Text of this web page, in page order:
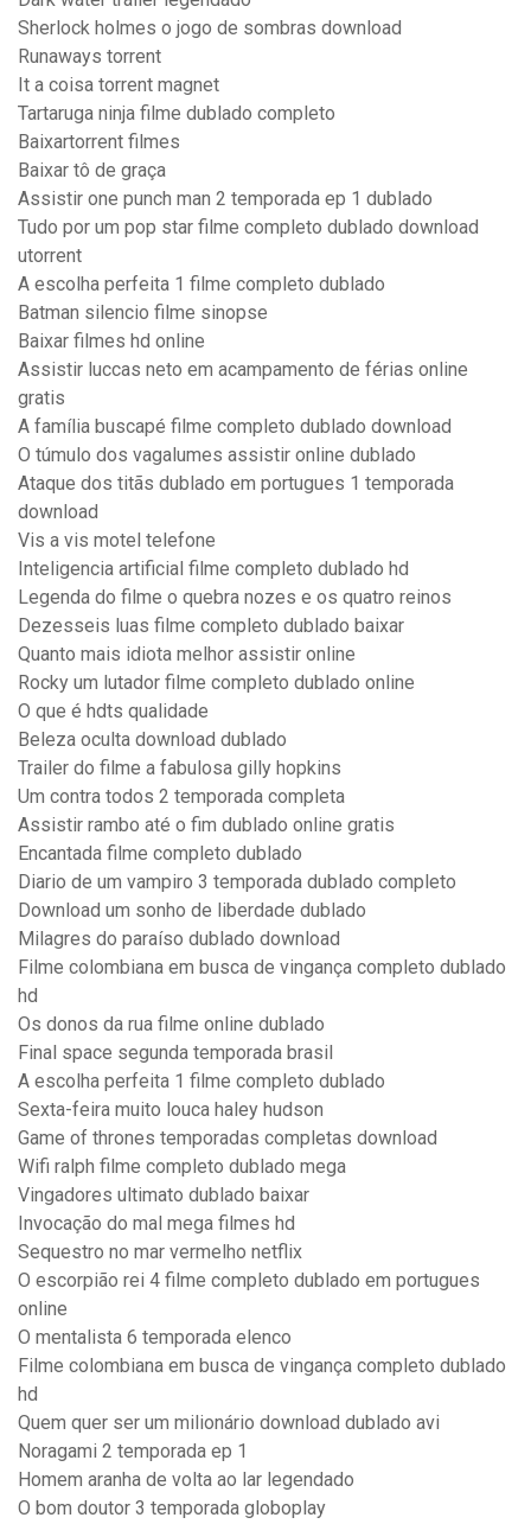
Sherlock holmes o jogo de sombras download
Runaways torrent
It a coisa torrent magnet
Tartaruga ninja filme dublado completo
Baixartorrent filmes
Baixar tô de graça
Assistir one punch man 2 temporada ep 1 dublado
Tudo por um pop star filme completo dublado download
utorrent
A escolha perfeita 1 filme completo dublado
Batman silencio filme sinopse
Baixar filmes hd online
Assistir luccas neto em acampamento de férias online
gratis
A família buscapé filme completo dublado download
O túmulo dos vagalumes assistir online dublado
Ataque dos titãs dublado em portugues 1 temporada
download
Vis a vis motel telefone
Inteligencia artificial filme completo dublado hd
Legenda do filme o quebra nozes e os quatro reinos
Dezesseis luas filme completo dublado baixar
Quanto mais idiota melhor assistir online
Rocky um lutador filme completo dublado online
O que é hdts qualidade
Beleza oculta download dublado
Trailer do filme a fabulosa gilly hopkins
Um contra todos 2 temporada completa
Assistir rambo até o fim dublado online gratis
Encantada filme completo dublado
Diario de um vampiro 3 temporada dublado completo
Download um sonho de liberdade dublado
Milagres do paraíso dublado download
Filme colombiana em busca de vingança completo dublado
hd
Os donos da rua filme online dublado
Final space segunda temporada brasil
A escolha perfeita 1 filme completo dublado
Sexta-feira muito louca haley hudson
Game of thrones temporadas completas download
Wifi ralph filme completo dublado mega
Vingadores ultimato dublado baixar
Invocação do mal mega filmes hd
Sequestro no mar vermelho netflix
O escorpião rei 4 filme completo dublado em portugues
online
O mentalista 6 temporada elenco
Filme colombiana em busca de vingança completo dublado
hd
Quem quer ser um milionário download dublado avi
Noragami 2 temporada ep 1
Homem aranha de volta ao lar legendado
O bom doutor 3 temporada globoplay